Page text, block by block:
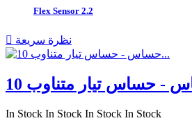
Flex Sensor 2.2
 نظرة سريعة
In Stock In Stock In Stock In Stock